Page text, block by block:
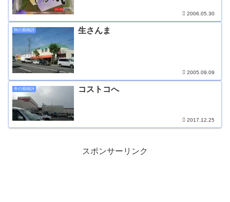
2006.05.30
秋の風物詩 生さんま
2005.09.09
冬の風物詩 コストコへ
2017.12.25
スポンサーリンク